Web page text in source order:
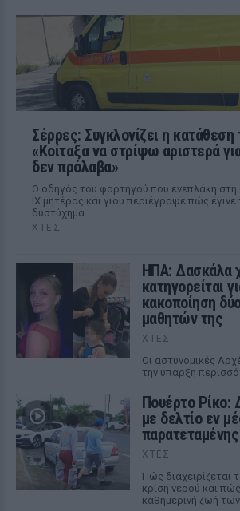
Σέρρες: Συγκλονίζει η κατάθεση
«Κοίταξα να στρίψω αριστερά
δεν πρόλαβα»
Ο οδηγός του φορτηγού που ενεπλάκη στη
ΙΧ μητέρας και γιου περιέγραψε πώς έγινε
δυστύχημα.
ΧΤΕΣ
ΗΠΑ: Δασκάλα
κατηγορείται
κακοποίηση
μαθητών της
ΧΤΕΣ
Οι αστυνομικές
την ύπαρξη
Πουέρτο Ρίκο:
με δελτίο εν
ΧΤΕΣ
Πώς διαχειρίζεται
κρίση νερού και
καθημερινή ζωή